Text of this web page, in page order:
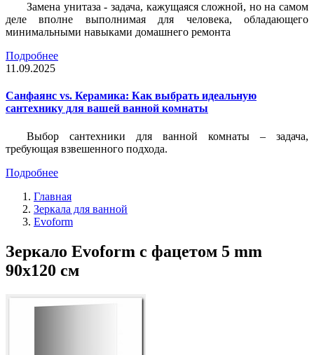
Замена унитаза - задача, кажущаяся сложной, но на самом
деле вполне выполнимая для человека, обладающего
минимальными навыками домашнего ремонта
Подробнее
11.09.2025
Санфаянс vs. Керамика: Как выбрать идеальную
сантехнику для вашей ванной комнаты
Выбор сантехники для ванной комнаты – задача,
требующая взвешенного подхода.
Подробнее
Главная
Зеркала для ванной
Evoform
Зеркало Evoform с фацетом 5 mm
90х120 см